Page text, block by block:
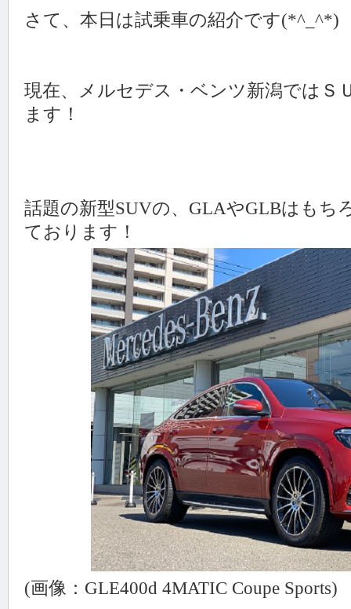
さて、本日は試乗車の紹介です(*^_^*)
現在、メルセデス・ベンツ新潟ではＳ
ます！
話題の新型SUVの、GLAやGLBはもち
ております！
(画像：GLE400d 4MATIC Coupe Sports)